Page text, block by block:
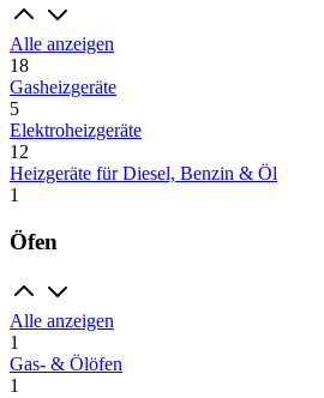
Alle anzeigen
18
Gasheizgeräte
5
Elektroheizgeräte
12
Heizgeräte für Diesel, Benzin & Öl
1
Öfen
Alle anzeigen
1
Gas- & Ölöfen
1